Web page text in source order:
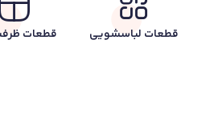
قطعات لباسشویی قطعات